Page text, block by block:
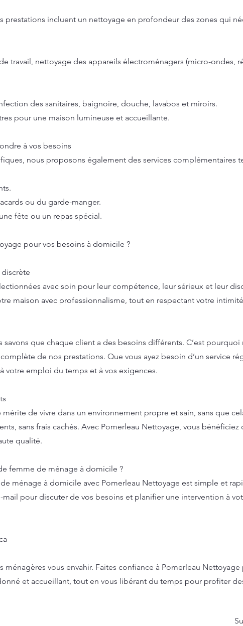
prestations incluent un nettoyage en profondeur des zones qui
travail, nettoyage des appareils électroménagers (micro-ondes,
des sanitaires, baignoire, douche, lavabos et miroirs.
pour une maison lumineuse et accueillante.
à vos besoins
nous proposons également des services complémentaires
ou du garde-manger.
fête ou un repas spécial.
pour vos besoins à domicile ?
avec soin pour leur compétence, leur sérieux et leur
maison avec professionnalisme, tout en respectant votre
savons que chaque client a des besoins différents. C’est
de nos prestations. Que vous ayez besoin d’un service
votre emploi du temps et à vos exigences.
de vivre dans un environnement propre et sain, sans que
sans frais cachés. Avec Pomerleau Nettoyage, vous bénéficiez
qualité.
femme de ménage à domicile ?
ménage à domicile avec Pomerleau Nettoyage est simple et
pour discuter de vos besoins et planifier une intervention à
ménagères vous envahir. Faites confiance à Pomerleau
et accueillant, tout en vous libérant du temps pour profiter